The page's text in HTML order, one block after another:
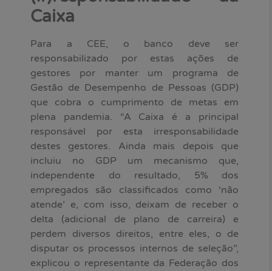
Caixa
Para a CEE, o banco deve ser
responsabilizado por estas ações de
gestores por manter um programa de
Gestão de Desempenho de Pessoas (GDP)
que cobra o cumprimento de metas em
plena pandemia. “A Caixa é a principal
responsável por esta irresponsabilidade
destes gestores. Ainda mais depois que
incluiu no GDP um mecanismo que,
independente do resultado, 5% dos
empregados são classificados como ‘não
atende’ e, com isso, deixam de receber o
delta (adicional de plano de carreira) e
perdem diversos direitos, entre eles, o de
disputar os processos internos de seleção”,
explicou o representante da Federação dos